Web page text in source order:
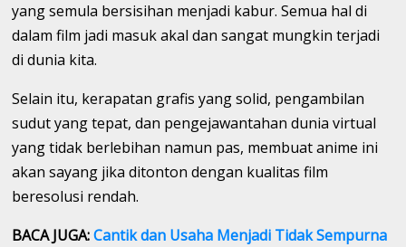
yang semula bersisihan menjadi kabur. Semua hal di
dalam film jadi masuk akal dan sangat mungkin terjadi
di dunia kita.
Selain itu, kerapatan grafis yang solid, pengambilan
sudut yang tepat, dan pengejawantahan dunia virtual
yang tidak berlebihan namun pas, membuat anime ini
akan sayang jika ditonton dengan kualitas film
beresolusi rendah.
BACA JUGA:Cantik dan Usaha Menjadi Tidak Sempurna